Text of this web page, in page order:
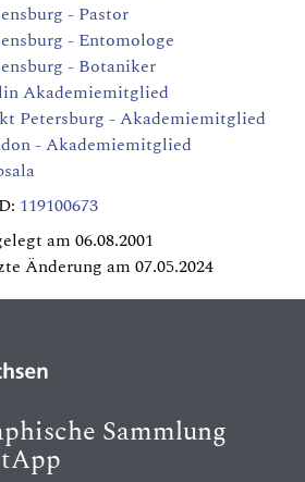
- Pastor
- Entomologe
- Botaniker
Akademiemitglied
Petersburg - Akademiemitglied
- Akademiemitglied
119100673
am 06.08.2001
Änderung am 07.05.2024
Sammlung